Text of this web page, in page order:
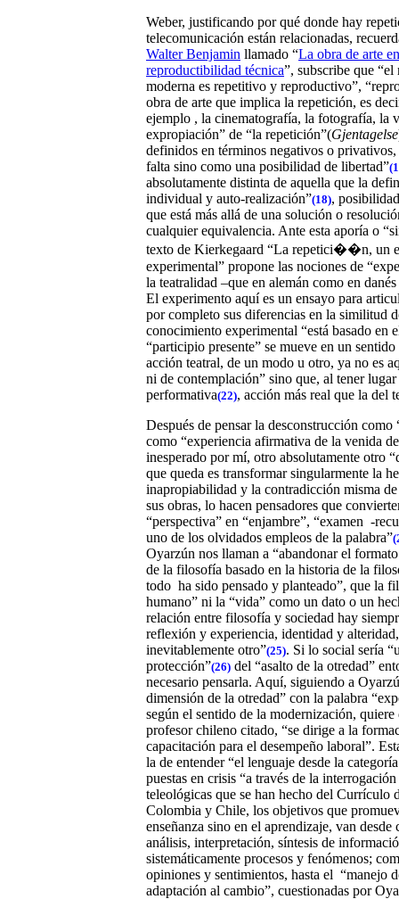
Weber, justificando por qué donde hay
telecomunicación están relacionadas,
Walter Benjamin llamado “La obra de arte
reproductibilidad técnica”, subscribe que
moderna es repetitivo y reproductivo”,
obra de arte que implica la repetición, es
ejemplo , la cinematografía, la fotografía, la
expropiación” de “la repetición”(Gjentagelse
definidos en términos negativos o
falta sino como una posibilidad de libertad”
absolutamente distinta de aquella que la
individual y auto-realización”(18),
que está más allá de una solución o
cualquier equivalencia. Ante esta aporía o
texto de Kierkegaard “La repetici��n, un
experimental” propone las nociones de
la teatralidad –que en alemán como en
El experimento aquí es un ensayo para
por completo sus diferencias en la similitud
conocimiento experimental “está basado en
“participio presente” se mueve en un
acción teatral, de un modo u otro, ya no es
ni de contemplación” sino que, al tener
performativa(22), acción más real que la del
Después de pensar la desconstrucción como
como “experiencia afirmativa de la venida
inesperado por mí, otro absolutamente otro
que queda es transformar singularmente la
inapropiabilidad y la contradicción misma
sus obras, lo hacen pensadores que
“perspectiva” en “enjambre”, “examen -
uno de los olvidados empleos de la palabra”
Oyarzún nos llaman a “abandonar el
de la filosofía basado en la historia de la
todo ha sido pensado y planteado”, que la
humano” ni la “vida” como un dato o un
relación entre filosofía y sociedad hay
reflexión y experiencia, identidad y
inevitablemente otro”(25). Si lo social sería
protección”(26) del “asalto de la otredad”
necesario pensarla. Aquí, siguiendo a
dimensión de la otredad” con la palabra
según el sentido de la modernización,
profesor chileno citado, “se dirige a la
capacitación para el desempeño laboral”.
la de entender “el lenguaje desde la
puestas en crisis “a través de la
teleológicas que se han hecho del Currículo
Colombia y Chile, los objetivos que
enseñanza sino en el aprendizaje, van desde
análisis, interpretación, síntesis de
sistemáticamente procesos y fenómenos;
opiniones y sentimientos, hasta el “manejo
adaptación al cambio”, cuestionadas por